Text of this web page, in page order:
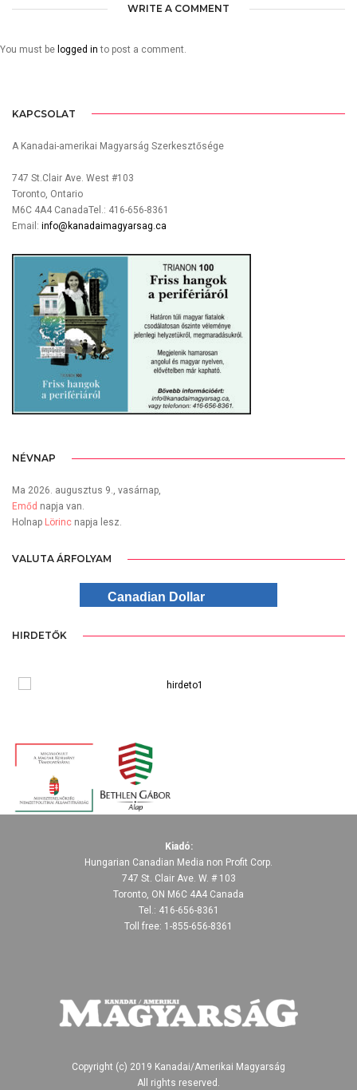
WRITE A COMMENT
You must be logged in to post a comment.
KAPCSOLAT
A Kanadai-amerikai Magyarság Szerkesztősége
747 St.Clair Ave. West #103
Toronto, Ontario
M6C 4A4 CanadaTel.: 416-656-8361
Email: info@kanadaimagyarsag.ca
NÉVNAP
Ma 2026. augusztus 9., vasárnap,
Emőd napja van.
Holnap Lörinc napja lesz.
VALUTA ÁRFOLYAM
Canadian Dollar
HIRDETŐK
Kiadó:
Hungarian Canadian Media non Profit Corp.
747 St. Clair Ave. W. # 103
Toronto, ON M6C 4A4 Canada
Tel.: 416-656-8361
Toll free: 1-855-656-8361
Copyright (c) 2019 Kanadai/Amerikai Magyarság
All rights reserved.